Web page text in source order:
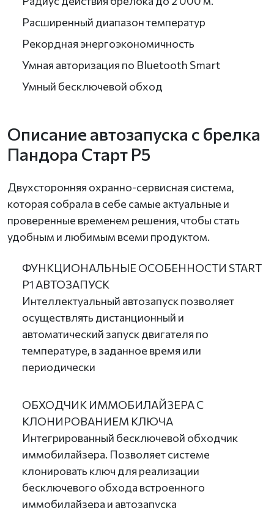
Расширенный диапазон температур
Рекордная энергоэкономичность
Умная авторизация по Bluetooth Smart
Умный бесключевой обход
Описание автозапуска с брелка
Пандора Старт Р5
Двухсторонняя охранно-сервисная система,
которая собрала в себе самые актуальные и
проверенные временем решения, чтобы стать
удобным и любимым всеми продуктом.
ФУНКЦИОНАЛЬНЫЕ ОСОБЕННОСТИ START
P1 АВТОЗАПУСК
Интеллектуальный автозапуск позволяет
осуществлять дистанционный и
автоматический запуск двигателя по
температуре, в заданное время или
периодически
ОБХОДЧИК ИММОБИЛАЙЗЕРА С
КЛОНИРОВАНИЕМ КЛЮЧА
Интегрированный бесключевой обходчик
иммобилайзера. Позволяет системе
клонировать ключ для реализации
бесключевого обхода встроенного
иммобилайзера и автозапуска